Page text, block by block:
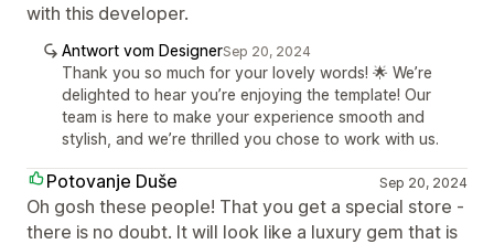
with this developer.
Antwort vom DesignerSep 20, 2024
Thank you so much for your lovely words! 🌟 We’re
delighted to hear you’re enjoying the template! Our
team is here to make your experience smooth and
stylish, and we’re thrilled you chose to work with us.
Potovanje Duše Sep 20, 2024
Oh gosh these people! That you get a special store -
there is no doubt. It will look like a luxury gem that is